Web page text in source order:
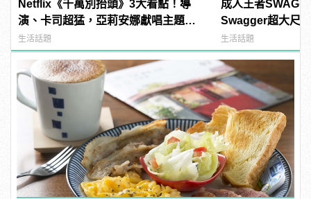
Netflix《千萬別抬頭》3大看點！導
演、卡司超猛，亞莉安娜獻唱主題
曲？ | manfashion這樣變型男
生活話題
成人王者SWAG
Swagger超大尺
紅海鮮通通有，
結！ |
生活話題